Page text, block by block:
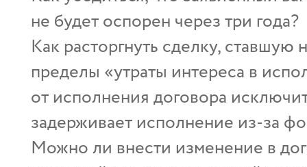
не будет оспорен через три года?
Как расторгнуть сделку,
пределы «утраты интереса в
от исполнения договора
задерживает исполнение из-за
Можно ли внести изменение в